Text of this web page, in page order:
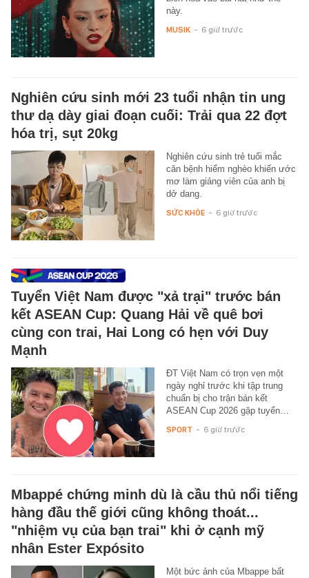
này.
MUSIK - 6 giờ trước
Nghiên cứu sinh mới 23 tuổi nhận tin ung
thư dạ dày giai đoạn cuối: Trải qua 22 đợt
hóa trị, sụt 20kg
Nghiên cứu sinh trẻ tuổi mắc
căn bệnh hiểm nghèo khiến ước
mơ làm giảng viên của anh bị
dở dang.
SỨC KHỎE - 6 giờ trước
Tuyển Việt Nam được "xả trại" trước bán
kết ASEAN Cup: Quang Hải về quê bơi
cùng con trai, Hai Long có hẹn với Duy
Mạnh
ĐT Việt Nam có trọn vẹn một
ngày nghỉ trước khi tập trung
chuẩn bị cho trận bán kết
ASEAN Cup 2026 gặp tuyển…
SPORT - 6 giờ trước
Mbappé chứng minh dù là cầu thủ nổi tiếng
hàng đầu thế giới cũng không thoát...
"nhiệm vụ của bạn trai" khi ở cạnh mỹ
nhân Ester Expósito
Một bức ảnh của Mbappe bất